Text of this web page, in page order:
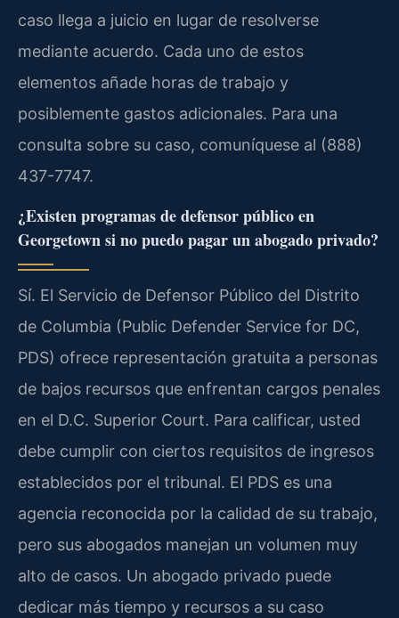
caso llega a juicio en lugar de resolverse
mediante acuerdo. Cada uno de estos
elementos añade horas de trabajo y
posiblemente gastos adicionales. Para una
consulta sobre su caso, comuníquese al (888)
437-7747.
¿Existen programas de defensor público en
Georgetown si no puedo pagar un abogado privado?
Sí. El Servicio de Defensor Público del Distrito
de Columbia (Public Defender Service for DC,
PDS) ofrece representación gratuita a personas
de bajos recursos que enfrentan cargos penales
en el D.C. Superior Court. Para calificar, usted
debe cumplir con ciertos requisitos de ingresos
establecidos por el tribunal. El PDS es una
agencia reconocida por la calidad de su trabajo,
pero sus abogados manejan un volumen muy
alto de casos. Un abogado privado puede
dedicar más tiempo y recursos a su caso